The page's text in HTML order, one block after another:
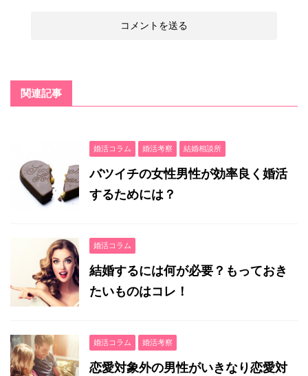
関連記事
婚活コラム 婚活考察 結婚相談所
バツイチの女性男性が効率良く婚活
するためには？
婚活コラム
結婚するには何が必要？もっておき
たいものはコレ！
婚活コラム 婚活考察
恋愛対象外の男性がいきなり恋愛対